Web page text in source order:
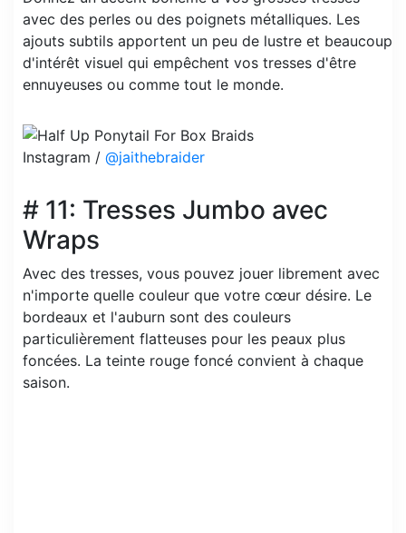
avec des perles ou des poignets métalliques. Les
ajouts subtils apportent un peu de lustre et beaucoup
d'intérêt visuel qui empêchent vos tresses d'être
ennuyeuses ou comme tout le monde.
Instagram / @jaithebraider
# 11: Tresses Jumbo avec
Wraps
Avec des tresses, vous pouvez jouer librement avec
n'importe quelle couleur que votre cœur désire. Le
bordeaux et l'auburn sont des couleurs
particulièrement flatteuses pour les peaux plus
foncées. La teinte rouge foncé convient à chaque
saison.